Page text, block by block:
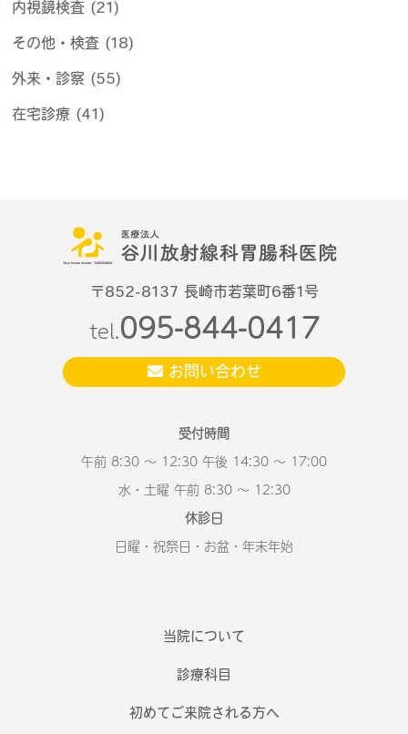
内視鏡検査 (21)
その他・検査 (18)
外来・診察 (55)
在宅診療 (41)
〒852-8137 長崎市若葉町6番1号
tel.095-844-0417
お問い合わせ
受付時間
午前 8:30 ～ 12:30 午後 14:30 ～ 17:00
水・土曜 午前 8:30 ～ 12:30
休診日
日曜・祝祭日・お盆・年末年始
当院について
診療科目
初めてご来院される方へ